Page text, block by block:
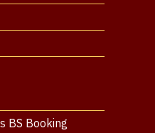
BS Booking